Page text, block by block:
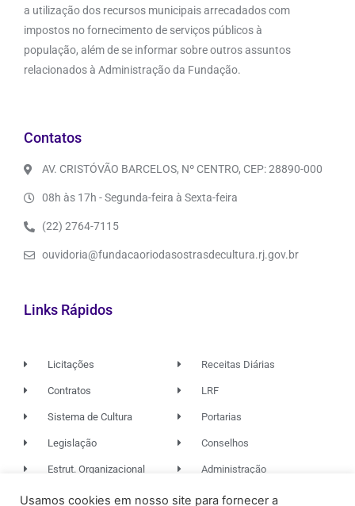
a utilização dos recursos municipais arrecadados com
impostos no fornecimento de serviços públicos à
população, além de se informar sobre outros assuntos
relacionados à Administração da Fundação.
Contatos
AV. CRISTÓVÃO BARCELOS, Nº CENTRO, CEP: 28890-000
08h às 17h - Segunda-feira à Sexta-feira
(22) 2764-7115
ouvidoria@fundacaoriodasostrasdecultura.rj.gov.br
Links Rápidos
Licitações
Contratos
Sistema de Cultura
Legislação
Estrut. Organizacional
Receitas Diárias
LRF
Portarias
Conselhos
Administração
Usamos cookies em nosso site para fornecer a